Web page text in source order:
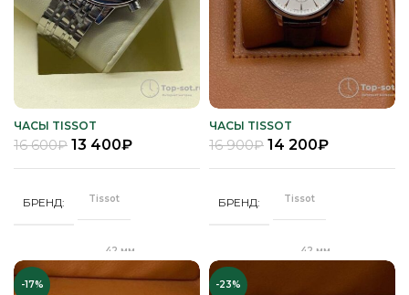
ПОКРЫТИЕ
Полное
защитное IPG
покрытие
Часы мужские
РЕМЕНЬ
ЦВЕТ КОРПУСА Золото
ПОКРЫТИЕ
защитное IPS
покрытие
Часы мужские
РЕМЕНЬ
ЦВЕТ КОРПУСА
ЧАСЫ TISSOT
16 600₽ 13 400₽
БРЕНД Tissot
42 мм
ЧАСЫ TISSOT
16 900₽ 14 200₽
БРЕНД Tissot
42 мм
-17% -23%